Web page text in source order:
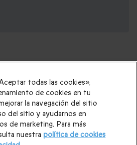
interesarte:
| Regalos de cumpleaños para
para padre|Regalos de
todas las cookies»,
de cookies en tu
la navegación del sitio
del sitio y ayudarnos en
de marketing. Para más
nuestra política de cookies